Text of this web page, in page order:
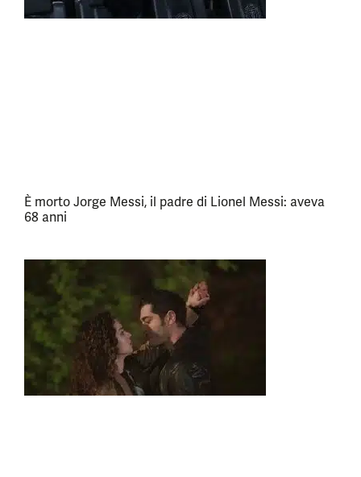
È morto Jorge Messi, il padre di Lionel Messi: aveva
68 anni